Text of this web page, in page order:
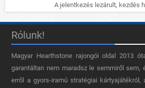
A jelentkezés lezárult, kezdés
Rólunk!
Magyar Hearthstone​ rajongói oldal 2013
garantáltan nem maradsz le semmiről sem,
erről a gyors-iramú stratégiai kártyajátékról,